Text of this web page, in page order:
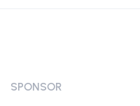
SPONSOR